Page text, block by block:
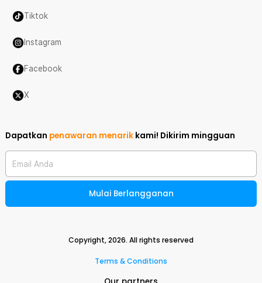
Tiktok
Instagram
Facebook
X
Dapatkan penawaran menarik kami! Dikirim mingguan
Email Anda
Mulai Berlangganan
Copyright,2026. All rights reserved
Terms & Conditions